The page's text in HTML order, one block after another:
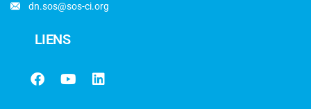
dn.sos@sos-ci.org
LIENS